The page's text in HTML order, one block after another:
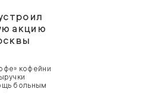
акцию
кофейни
больным